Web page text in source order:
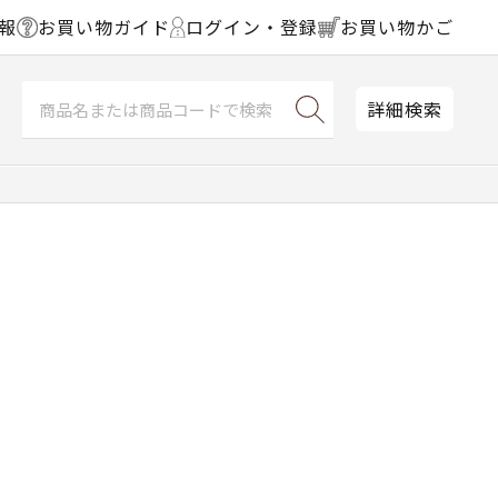
お買い物ガイド ログイン・登録 お買い物かご
詳細検索